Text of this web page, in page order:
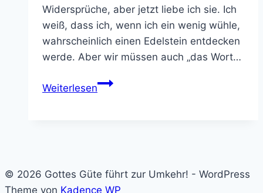
Widersprüche, aber jetzt liebe ich sie. Ich
weiß, dass ich, wenn ich ein wenig wühle,
wahrscheinlich einen Edelstein entdecken
werde. Aber wir müssen auch „das Wort…
WeiterlesenWie
»recht
© 2026 Gottes Güte führt zur Umkehr! - WordPress
Theme von Kadence WP